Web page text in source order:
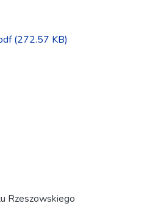
(272.57 KB)
Rzeszowskiego